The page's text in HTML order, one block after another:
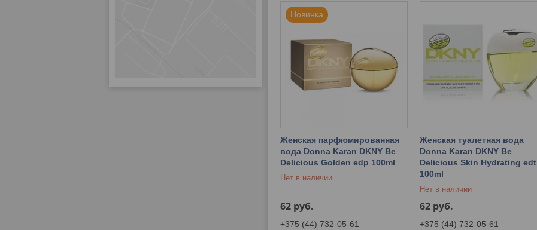
Новинка
Женская парфюмированная
вода Donna Karan DKNY Be
Delicious Golden edp 100ml
Нет в наличии
62 руб.
+375 (44) 732-05-61
Женская туалетная вода
Donna Karan DKNY Be
Delicious Skin Hydrating edt
100ml
Нет в наличии
62 руб.
+375 (44) 732-05-61